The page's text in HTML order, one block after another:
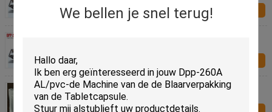
We bellen je snel terug!Contacteer ons
Van de de Blaarverpakking van pvc Alu van dpp-
160F SS304 Alu de Machine Milieuvriendelijk
Materiaal